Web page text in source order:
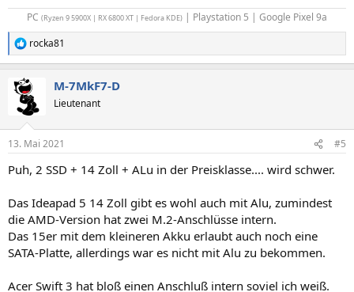
PC (Ryzen 9 5900X | RX 6800 XT | Fedora KDE) | Playstation 5 | Google Pixel 9a​
R
e
k
e
:
rocka81
M-7MkF7-D
Lieutenant
13. Mai 2021 #5
Puh, 2 SSD + 14 Zoll + ALu in der Preisklasse.... wird schwer.
Das Ideapad 5 14 Zoll gibt es wohl auch mit Alu, zumindest
die AMD-Version hat zwei M.2-Anschlüsse intern.
Das 15er mit dem kleineren Akku erlaubt auch noch eine
SATA-Platte, allerdings war es nicht mit Alu zu bekommen.
Acer Swift 3 hat bloß einen Anschluß intern soviel ich weiß.